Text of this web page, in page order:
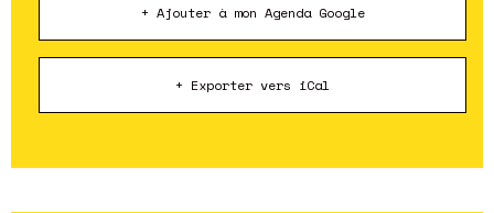
+ Ajouter à mon Agenda Google
+ Exporter vers iCal